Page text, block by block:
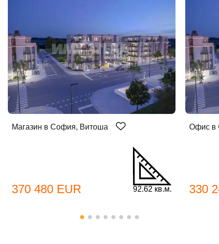
Магазин в София, Витоша
370 480 EUR 92.62 кв.м.
Офис в
330